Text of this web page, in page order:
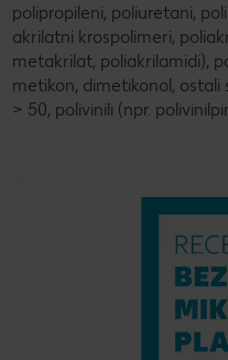
polipropileni, poliuretani,
akrilatni krospolimeri,
metakrilat, poliakrilamidi),
metikon, dimetikonol, ostali
> 50, polivinili (npr.